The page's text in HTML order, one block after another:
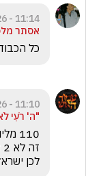
11:14 - 12.01.2026
אסתר
כל
11:10 - 12.01.2026
"ה' רֹעִי
לכן